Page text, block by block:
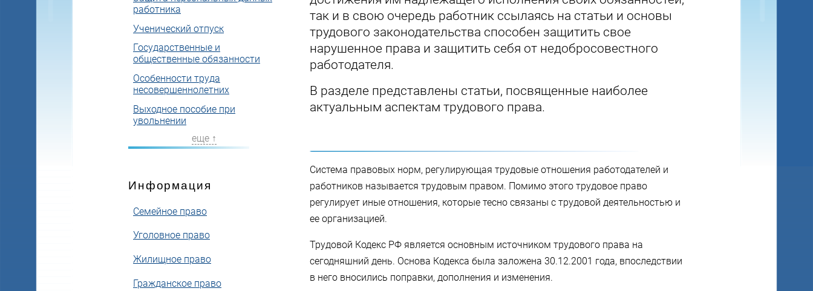
работника
Ученический отпуск
Государственные и
общественные обязанности
Особенности труда
несовершеннолетних
Выходное пособие при
увольнении
еще ↑
Информация
Cемейное право
Уголовное право
Жилищное право
Гражданское право
так и в свою очередь работник ссылаясь на статьи и основы
трудового законодательства способен защитить свое
нарушенное права и защитить себя от недобросовестного
работодателя.
В разделе представлены статьи, посвященные наиболее
актуальным аспектам трудового права.
Система правовых норм, регулирующая трудовые отношения работодателей и
работников называется трудовым правом. Помимо этого трудовое право
регулирует иные отношения, которые тесно связаны с трудовой деятельностью и
ее организацией.
Трудовой Кодекс РФ является основным источником трудового права на
сегодняшний день. Основа Кодекса была заложена 30.12.2001 года, впоследствии
в него вносились поправки, дополнения и изменения.